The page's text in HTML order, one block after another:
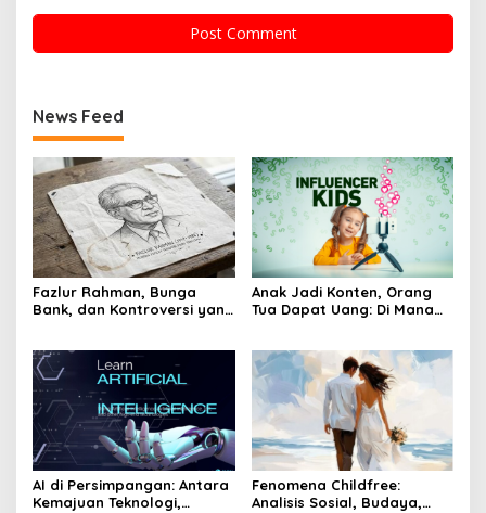
News Feed
Fazlur Rahman, Bunga
Bank, dan Kontroversi yang
Anak Jadi Konten, Orang
Tua Dapat Uang: Di Mana
AI di Persimpangan: Antara
Kemajuan Teknologi,
Fenomena Childfree:
Analisis Sosial, Budaya,